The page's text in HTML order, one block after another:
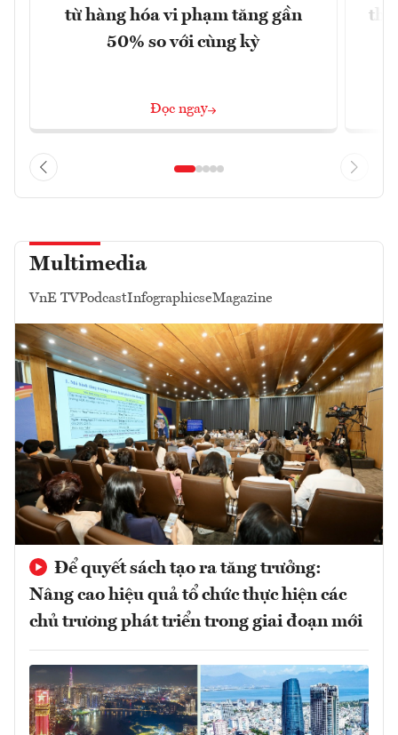
từ hàng hóa vi phạm tăng gần
50% so với cùng kỳ
Đọc ngay
Multimedia
VnE TVPodcastInfographicseMagazine
Để quyết sách tạo ra tăng trưởng:
Nâng cao hiệu quả tổ chức thực hiện các
chủ trương phát triển trong giai đoạn mới